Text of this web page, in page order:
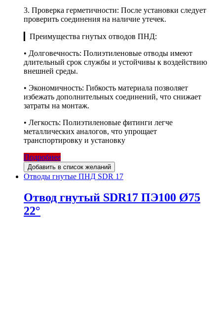
3. Проверка герметичности: После установки следует
проверить соединения на наличие утечек.
▎Преимущества гнутых отводов ПНД:
• Долговечность: Полиэтиленовые отводы имеют
длительный срок службы и устойчивы к воздействию
внешней среды.
• Экономичность: Гибкость материала позволяет
избежать дополнительных соединений, что снижает
затраты на монтаж.
• Легкость: Полиэтиленовые фитинги легче
металлических аналогов, что упрощает
транспортировку и установку
Подробнее
Добавить в список желаний
Отводы гнутые ПНД SDR 17
Отвод гнутый SDR17 ПЭ100 Ø75
22°